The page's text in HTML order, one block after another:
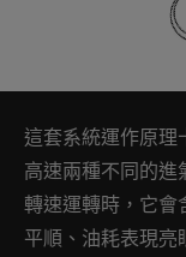
這套系統運作原理
高速兩種不同的進
轉速運轉時，它會
平順、油耗表現亮